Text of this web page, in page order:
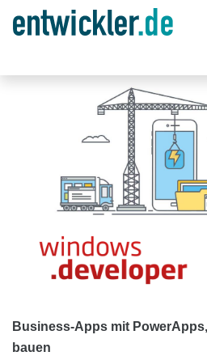
Business-Apps mit
bauen